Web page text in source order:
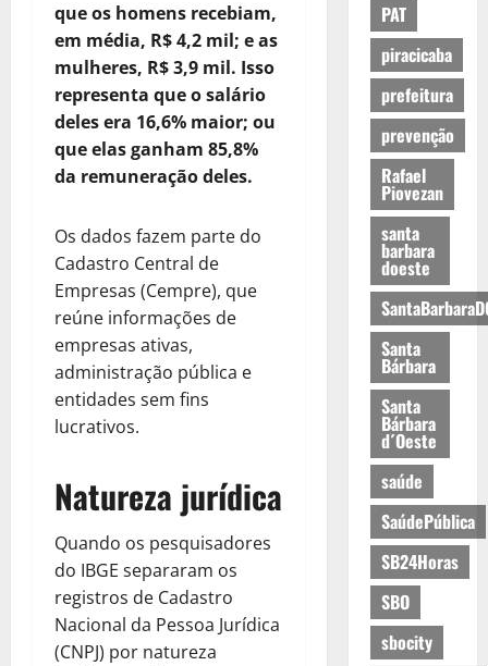
que os homens recebiam,
em média, R$ 4,2 mil; e as
mulheres, R$ 3,9 mil. Isso
representa que o salário
deles era 16,6% maior; ou
que elas ganham 85,8%
da remuneração deles.
Os dados fazem parte do
Cadastro Central de
Empresas (Cempre), que
reúne informações de
empresas ativas,
administração pública e
entidades sem fins
lucrativos.
Natureza jurídica
Quando os pesquisadores
do IBGE separaram os
registros de Cadastro
Nacional da Pessoa Jurídica
(CNPJ) por natureza
PAT
piracicaba
prefeitura
prevenção
Rafael
Piovezan
santa
barbara
doeste
Santa
Bárbara
Santa
Bárbara
d´Oeste
saúde
SaúdePública
SB24Horas
SBO
sbocity